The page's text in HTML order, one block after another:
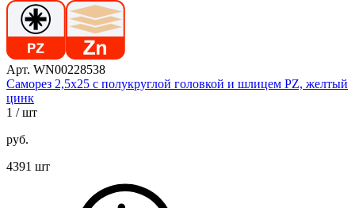
Арт. WN00228538
Саморез 2,5х25 с полукруглой головкой и шлицем PZ, желтый
цинк
1 / шт
руб.
4391 шт